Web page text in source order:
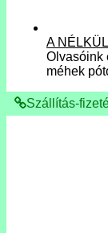
A
Olvasóink
méhek
Szállítás-